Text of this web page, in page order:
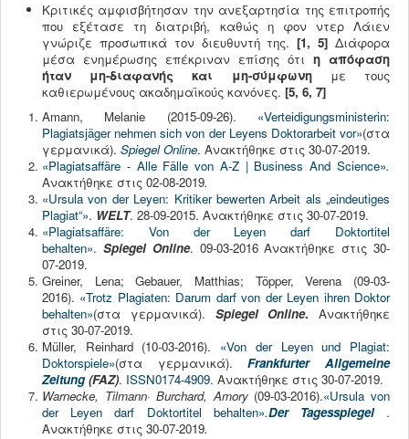
Κριτικές αμφισβήτησαν την ανεξαρτησία της επιτροπής
που εξέτασε τη διατριβή, καθώς η φον ντερ Λάιεν
γνώριζε προσωπικά τον διευθυντή της.[1, 5] Διάφορα
μέσα ενημέρωσης επέκριναν επίσης ότι η απόφαση
ήταν μη-διαφανής και μη-σύμφωνημε τους
καθιερωμένους ακαδημαϊκούς κανόνες. [5, 6, 7]
Amann, Melanie (2015-09-26). «Verteidigungsministerin:
Plagiatsjäger nehmen sich von der Leyens Doktorarbeit vor»(στα
γερμανικά). Spiegel Online. Ανακτήθηκε στις 30-07-2019.
«Plagiatsaffäre - Alle Fälle von A-Z | Business And Science».
Ανακτήθηκε στις 02-08-2019.
«Ursula von der Leyen: Kritiker bewerten Arbeit als „eindeutiges
Plagiat“». WELT. 28-09-2015. Ανακτήθηκε στις 30-07-2019.
«Plagiatsaffäre: Von der Leyen darf Doktortitel
behalten». Spiegel Online. 09-03-2016 Ανακτήθηκε στις 30-
07-2019.
Greiner, Lena; Gebauer, Matthias; Töpper, Verena (09-03-
2016). «Trotz Plagiaten: Darum darf von der Leyen ihren Doktor
behalten»(στα γερμανικά). Spiegel Online. Ανακτήθηκε
στις 30-07-2019.
Müller, Reinhard (10-03-2016). «Von der Leyen und Plagiat:
Doktorspiele»(στα γερμανικά).Frankfurter Allgemeine
Zeitung(FAZ). ISSN0174-4909. Ανακτήθηκε στις 30-07-2019.
Warnecke, Tilmann· Burchard, Amory (09-03-2016).«Ursula von
der Leyen darf Doktortitel behalten».Der Tagesspiegel
.
Ανακτήθηκε στις 30-07-2019.